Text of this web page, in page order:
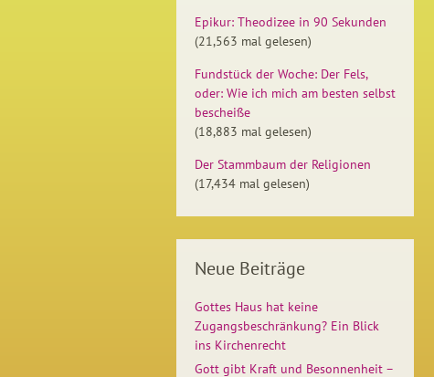
Epikur: Theodizee in 90 Sekunden
(21,563 mal gelesen)
Fundstück der Woche: Der Fels,
oder: Wie ich mich am besten selbst
bescheiße
(18,883 mal gelesen)
Der Stammbaum der Religionen
(17,434 mal gelesen)
Neue Beiträge
Gottes Haus hat keine
Zugangsbeschränkung? Ein Blick
ins Kirchenrecht
Gott gibt Kraft und Besonnenheit –